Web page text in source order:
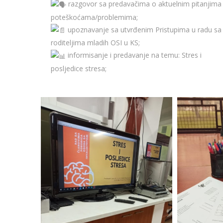
razgovor sa predavačima o aktuelnim pitanjima
poteškoćama/problemima;
upoznavanje sa utvrđenim Pristupima u radu sa
roditeljima mladih OSI u KS;
informisanje i predavanje na temu: Stres i
posljedice stresa;